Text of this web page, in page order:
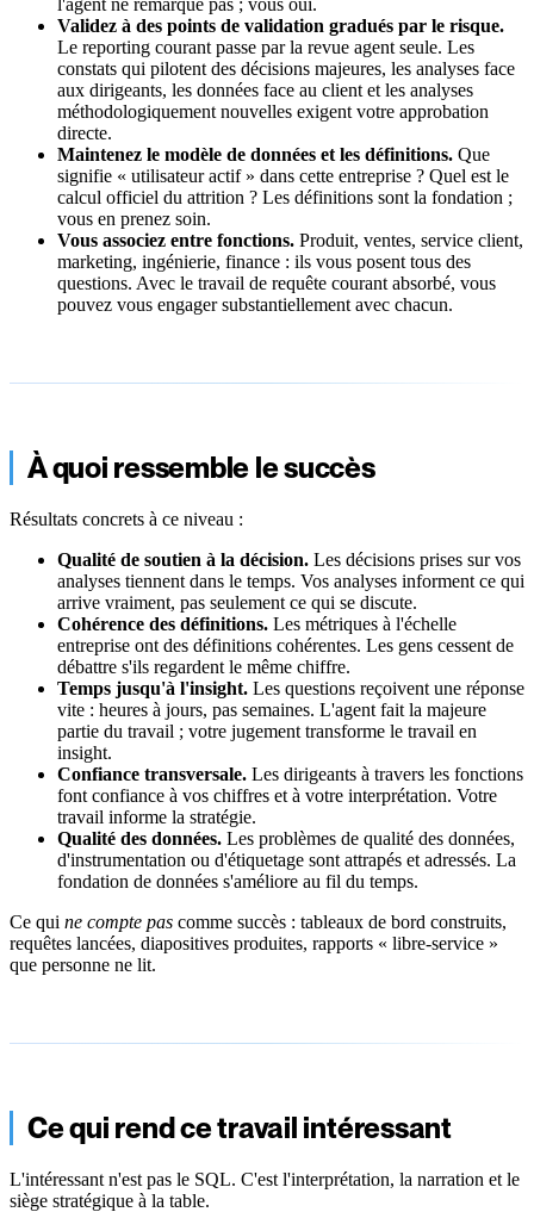
Validez à des points de validation gradués par le risque.
Le reporting courant passe par la revue agent seule. Les
constats qui pilotent des décisions majeures, les analyses face
aux dirigeants, les données face au client et les analyses
méthodologiquement nouvelles exigent votre approbation
directe.
Maintenez le modèle de données et les définitions. Que
signifie « utilisateur actif » dans cette entreprise ? Quel est le
calcul officiel du attrition ? Les définitions sont la fondation ;
vous en prenez soin.
Vous associez entre fonctions. Produit, ventes, service client,
marketing, ingénierie, finance : ils vous posent tous des
questions. Avec le travail de requête courant absorbé, vous
pouvez vous engager substantiellement avec chacun.
À quoi ressemble le succès
Résultats concrets à ce niveau :
Qualité de soutien à la décision. Les décisions prises sur vos
analyses tiennent dans le temps. Vos analyses informent ce qui
arrive vraiment, pas seulement ce qui se discute.
Cohérence des définitions. Les métriques à l'échelle
entreprise ont des définitions cohérentes. Les gens cessent de
débattre s'ils regardent le même chiffre.
Temps jusqu'à l'insight. Les questions reçoivent une réponse
vite : heures à jours, pas semaines. L'agent fait la majeure
partie du travail ; votre jugement transforme le travail en
insight.
Confiance transversale. Les dirigeants à travers les fonctions
font confiance à vos chiffres et à votre interprétation. Votre
travail informe la stratégie.
Qualité des données. Les problèmes de qualité des données,
d'instrumentation ou d'étiquetage sont attrapés et adressés. La
fondation de données s'améliore au fil du temps.
Ce qui ne compte pas comme succès : tableaux de bord construits,
requêtes lancées, diapositives produites, rapports « libre-service »
que personne ne lit.
Ce qui rend ce travail intéressant
L'intéressant n'est pas le SQL. C'est l'interprétation, la narration et le
siège stratégique à la table.